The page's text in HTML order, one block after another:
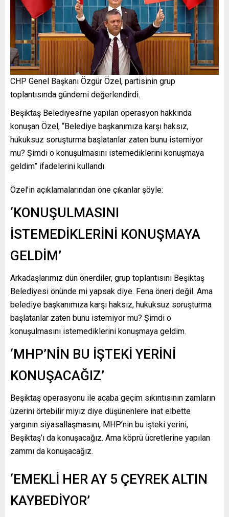
CHP Genel Başkanı Özgür Özel, partisinin grup
toplantısında gündemi değerlendirdi.
Beşiktaş Belediyesi’ne yapılan operasyon hakkında
konuşan Özel, “Belediye başkanımıza karşı haksız,
hukuksuz soruşturma başlatanlar zaten bunu istemiyor
mu? Şimdi o konuşulmasını istemediklerini konuşmaya
geldim” ifadelerini kullandı.
Özel’in açıklamalarından öne çıkanlar şöyle:
‘KONUŞULMASINI
İSTEMEDİKLERİNİ KONUŞMAYA
GELDİM’
Arkadaşlarımız dün önerdiler, grup toplantısını Beşiktaş
Belediyesi önünde mi yapsak diye. Fena öneri değil. Ama
belediye başkanımıza karşı haksız, hukuksuz soruşturma
başlatanlar zaten bunu istemiyor mu? Şimdi o
konuşulmasını istemediklerini konuşmaya geldim.
‘MHP’NİN BU İŞTEKİ YERİNİ
KONUŞACAĞIZ’
Beşiktaş operasyonu ile acaba geçim sıkıntısının zamların
üzerini örtebilir miyiz diye düşünenlere inat elbette
yargının siyasallaşmasını, MHP’nin bu işteki yerini,
Beşiktaş’ı da konuşacağız. Ama köprü ücretlerine yapılan
zammı da konuşacağız.
‘EMEKLİ HER AY 5 ÇEYREK ALTIN
KAYBEDİYOR’